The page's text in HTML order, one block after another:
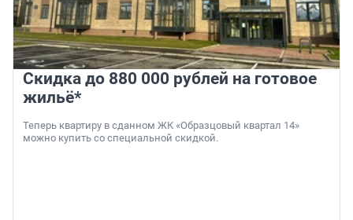
Скидка до 880 000 рублей на готовое
жильё*
Теперь квартиру в сданном ЖК «Образцовый квартал 14»
можно купить со специальной скидкой.